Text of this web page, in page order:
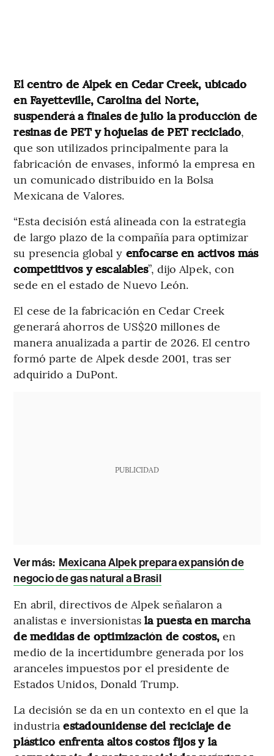
El centro de Alpek en Cedar Creek, ubicado
en Fayetteville, Carolina del Norte,
suspenderá a finales de julio la producción de
resinas de PET y hojuelas de PET reciclado,
que son utilizados principalmente para la
fabricación de envases, informó la empresa en
un comunicado distribuido en la Bolsa
Mexicana de Valores.
“Esta decisión está alineada con la estrategia
de largo plazo de la compañía para optimizar
su presencia global y enfocarse en activos más
competitivos y escalables”, dijo Alpek, con
sede en el estado de Nuevo León.
El cese de la fabricación en Cedar Creek
generará ahorros de US$20 millones de
manera anualizada a partir de 2026. El centro
formó parte de Alpek desde 2001, tras ser
adquirido a DuPont.
PUBLICIDAD
Ver más: Mexicana Alpek prepara expansión de
negocio de gas natural a Brasil
En abril, directivos de Alpek señalaron a
analistas e inversionistasla puesta en marcha
de medidas de optimización de costos, en
medio de la incertidumbre generada por los
aranceles impuestos por el presidente de
Estados Unidos, Donald Trump.
La decisión se da en un contexto en el que la
industriaestadounidense del reciclaje de
plástico enfrenta altos costos fijos y la